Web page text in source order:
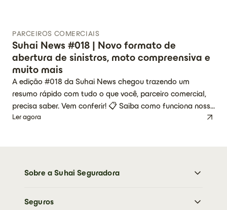
PARCEIROS COMERCIAIS
Suhai News #018 | Novo formato de
abertura de sinistros, moto compreensiva e
muito mais
A edição #018 da Suhai News chegou trazendo um
resumo rápido com tudo o que você, parceiro comercial,
precisa saber. Vem conferir! 📋 Saiba como funciona nosso
novo formato para abertura de sinistros Já está no ar uma
Ler agora
Sobre a Suhai Seguradora
Imprensa
Seguros